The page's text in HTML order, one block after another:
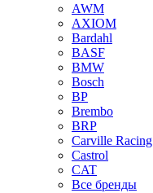
AWM
AXIOM
Bardahl
BASF
BMW
Bosch
BP
Brembo
BRP
Carville Racing
Castrol
CAT
Все бренды